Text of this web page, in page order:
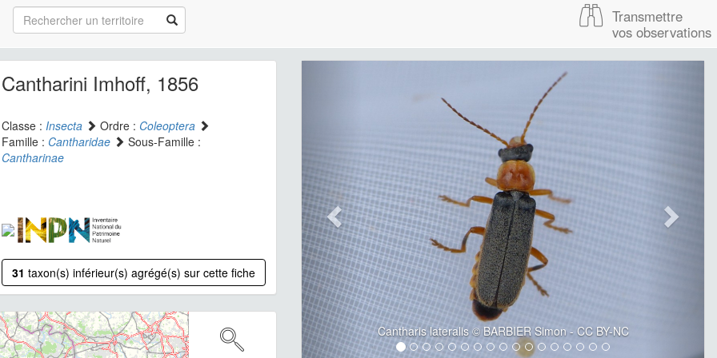
Transmettre
vos observations
Cantharini Imhoff, 1856
Classe : Insecta Ordre : Coleoptera
Famille : Cantharidae
Sous-Famille :
Cantharinae
31 taxon(s) inférieur(s) agrégé(s) sur cette fiche
Cantharis lateralis © BARBIER Simon - CC BY-NC